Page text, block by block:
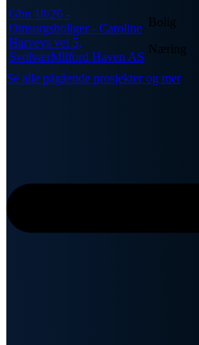
Gbn 18/26 -
Omsorgsboliger - Caroline
Harveys vei 5,
SvolværMilford Haven AS
Bolig
Næring
Se alle pågående prosjekter og mer